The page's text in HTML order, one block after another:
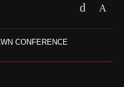
WN CONFERENCE